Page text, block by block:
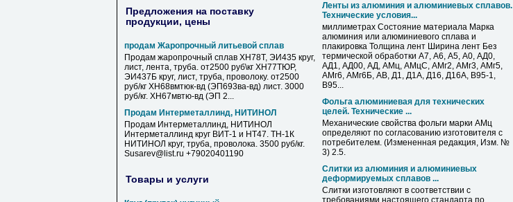
Предложения на поставку
продукции, цены
продам Жаропрочный литьевой сплав
Продам жаропрочный сплав ХН78Т, ЭИ435 круг,
лист, лента, труба. от2500 руб\кг ХН77ТЮР,
ЭИ437Б круг, лист, труба, проволоку. от2500
руб/кг ХН68вмтюк-вд (ЭП693ва-вд) лист. 3000
руб/кг. ХН67мвтю-вд (ЭП 2...
Продам Интерметаллинд, НИТИНОЛ
Продам Интерметаллинд, НИТИНОЛ
Интерметаллинд круг ВИТ-1 и НТ47. ТН-1К
НИТИНОЛ круг, труба, проволока. 3500 руб/кг.
Susarev@list.ru +79020401190
Товары и услуги
Ленты из алюминия и алюминиевых сплавов.
Технические условия...
миллиметрах Состояние материала Марка
алюминия или алюминиевого сплава и
плакировка Толщина лент Ширина лент Без
термической обработки А7, А6, А5, А0, АД0,
АД1, АД00, АД, АМц, АМцС, АМг2, АМг3, АМг5,
АМг6, АМг6Б, АВ, Д1, Д1А, Д16, Д16А, В95-1,
В95...
Фольга алюминиевая для технических
целей. Технические ...
Механические свойства фольги марки АМц
определяют по согласованию изготовителя с
потребителем. (Измененная редакция, Изм. №
3) 2.5.
Слитки из алюминия и алюминиевых
деформируемых сплавов ...
Слитки изготовляют в соответствии с
требованиями настоящего стандарта по